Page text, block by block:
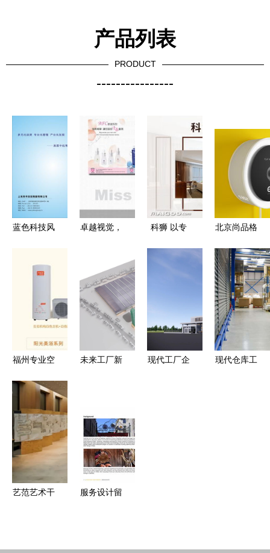
产品列表
PRODUCT
----------------
蓝色科技风
设计服务全
卓越视觉，
Missadesign，
您的专业平
面设计与创
意伙伴
科狮 以专
北京尚品格
司 以专业
设计服务，
铸就产品从
概念到制造
的卓越品质
福州专业空
设计服务、
厂家选择与
价格指南
未来工厂新
园，goa大
象设计的专
业赋能
现代工厂企
现代仓库工
艺范艺术干
服务设计留